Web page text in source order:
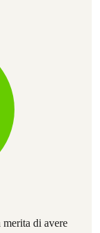
di avere